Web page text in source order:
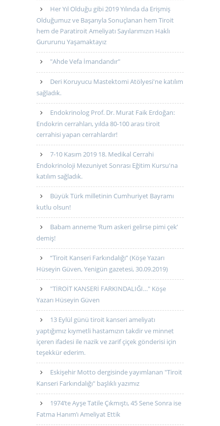
Her Yıl Olduğu gibi 2019 Yılında da Erişmiş
Olduğumuz ve Başarıyla Sonuçlanan hem Tiroit
hem de Paratiroit Ameliyatı Sayılarımızın Haklı
Gururunu Yaşamaktayız
"Ahde Vefa İmandandır"
Deri Koruyucu Mastektomi Atölyesi'ne katılım
sağladık.
Endokrinolog Prof. Dr. Murat Faik Erdoğan:
Endokrin cerrahları, yılda 80-100 arası tiroit
cerrahisi yapan cerrahlardır!
7-10 Kasım 2019 18. Medikal Cerrahi
Endokrinoloji Mezuniyet Sonrası Eğitim Kursu'na
katılım sağladık.
Büyük Türk milletinin Cumhuriyet Bayramı
kutlu olsun!
Babam anneme ‘Rum askeri gelirse pimi çek’
demiş!
“Tiroit Kanseri Farkındalığı” (Köşe Yazarı
Hüseyin Güven, Yenigün gazetesi, 30.09.2019)
"TİROİT KANSERİ FARKINDALIĞI…" Köşe
Yazarı Hüseyin Güven
13 Eylül günü tiroit kanseri ameliyatı
yaptığımız kıymetli hastamızın takdir ve minnet
içeren ifadesi ile nazik ve zarif çiçek gönderisi için
teşekkür ederim.
Eskişehir Motto dergisinde yayımlanan "Tiroit
Kanseri Farkındalığı" başlıklı yazımız
1974’te Ayşe Tatile Çıkmıştı, 45 Sene Sonra ise
Fatma Hanım’ı Ameliyat Ettik